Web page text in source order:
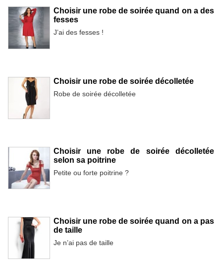
Choisir une robe de soirée quand on a des
fesses
J’ai des fesses !
Choisir une robe de soirée décolletée
Robe de soirée décolletée
Choisir une robe de soirée décolletée
selon sa poitrine
Petite ou forte poitrine ?
Choisir une robe de soirée quand on a pas
de taille
Je n’ai pas de taille